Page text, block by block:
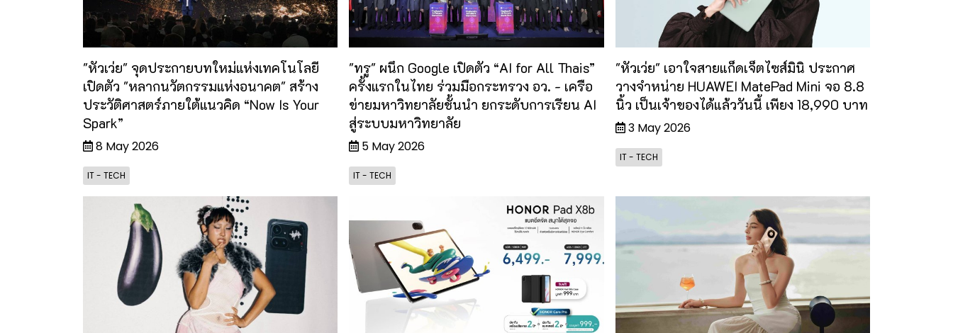
"หัวเว่ย" จุดประกายบทใหม่แห่งเทคโนโลยี
เปิดตัว "หลากนวัตกรรมแห่งอนาคต" สร้าง
ประวัติศาสตร์ภายใต้แนวคิด “Now Is Your
Spark”
8 May 2026
IT - TECH
"ทรู" ผนึก Google เปิดตัว “AI for All Thais”
ครั้งแรกในไทย ร่วมมือกระทรวง อว. - เครือ
ข่ายมหาวิทยาลัยชั้นนำ ยกระดับการเรียน AI
สู่ระบบมหาวิทยาลัย
5 May 2026
IT - TECH
"หัวเว่ย" เอาใจสายแก็ดเจ็ตไซส์มินิ ประกาศ
วางจำหน่าย HUAWEI MatePad Mini จอ 8.8
นิ้ว เป็นเจ้าของได้แล้ววันนี้ เพียง 18,990 บาท
3 May 2026
IT - TECH